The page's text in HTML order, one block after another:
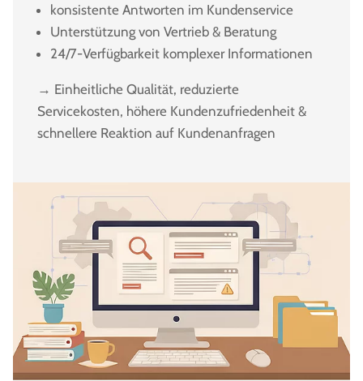
konsistente Antworten im Kundenservice
Unterstützung von Vertrieb & Beratung
24/7-Verfügbarkeit komplexer Informationen
→ Einheitliche Qualität, reduzierte
Servicekosten, höhere Kundenzufriedenheit &
schnellere Reaktion auf Kundenanfragen